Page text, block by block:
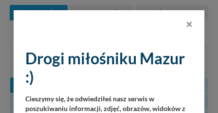
SIERPIEŃ WRZESIEŃ PAŹDZIERNIK
27 29 30 31
4
10
17
18 19 20 21
×
Drogi miłośniku Mazur
:)
Cieszymy się, że odwiedziłeś nasz serwis w
poszukiwaniu informacji, zdjęć, obrazów, widoków z